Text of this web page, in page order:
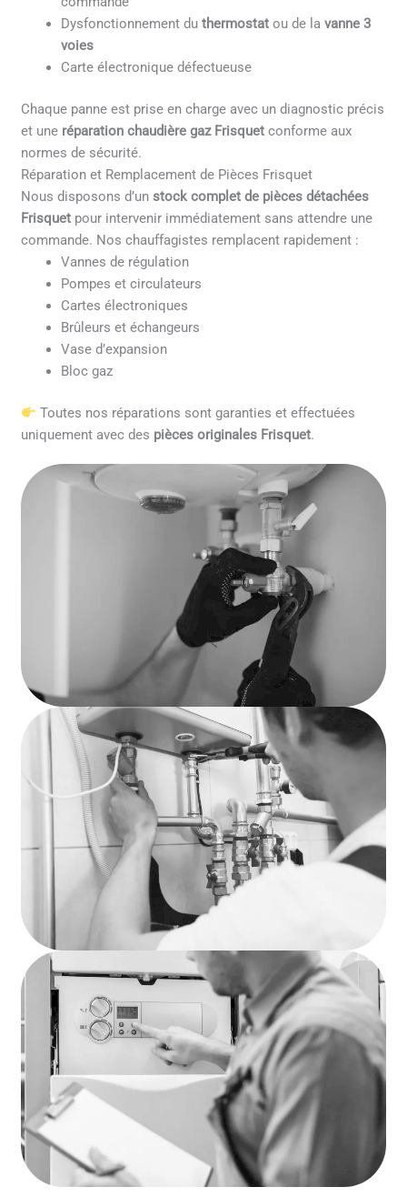
Dysfonctionnement duthermostat ou de lavanne 3
voies
Carte électronique défectueuse
Chaque panne est prise en charge avec un diagnostic précis
et une réparation chaudière gaz Frisquet conforme aux
normes de sécurité.
Réparation et Remplacement de Pièces Frisquet
Nous disposons d’unstock complet de pièces détachées
Frisquet pour intervenir immédiatement sans attendre une
commande. Nos chauffagistes remplacent rapidement :
Vannes de régulation
Pompes et circulateurs
Cartes électroniques
Brûleurs et échangeurs
Vase d’expansion
Bloc gaz
Toutes nos réparations sont garanties et effectuées
uniquement avec des pièces originales Frisquet.